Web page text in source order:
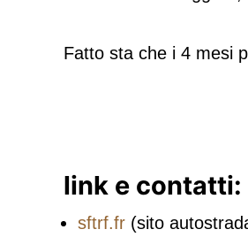
Fatto sta che i 4 mesi
link e contatti:
sftrf.fr (sito